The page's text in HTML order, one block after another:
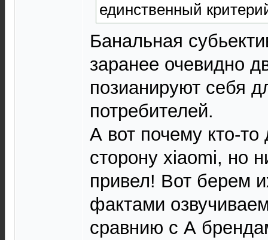
единственный
Банальная
заранее очевидно
позианируют себя
потребителей.
А вот почему кто-
сторону xiaomi, но
привел! Вот берем
фактами
сравнию с А